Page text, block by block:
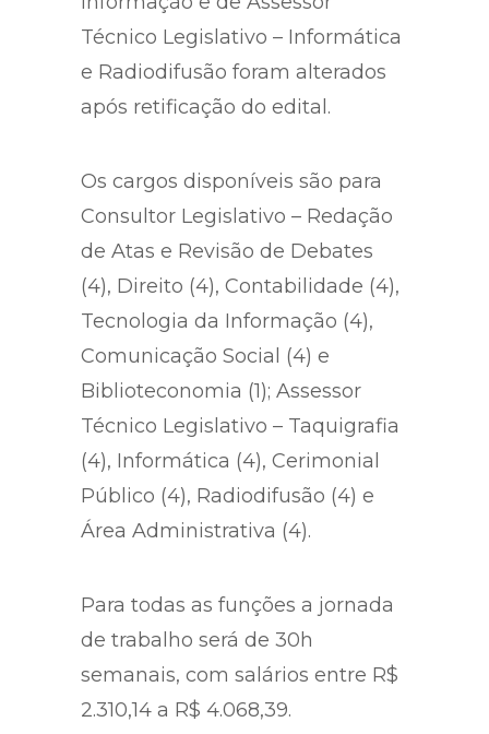
Técnico Legislativo – Informática
e Radiodifusão foram alterados
após retificação do edital.
Os cargos disponíveis são para
Consultor Legislativo – Redação
de Atas e Revisão de Debates
(4), Direito (4), Contabilidade (4),
Tecnologia da Informação (4),
Comunicação Social (4) e
Biblioteconomia (1); Assessor
Técnico Legislativo – Taquigrafia
(4), Informática (4), Cerimonial
Público (4), Radiodifusão (4) e
Área Administrativa (4).
Para todas as funções a jornada
de trabalho será de 30h
semanais, com salários entre R$
2.310,14 a R$ 4.068,39.